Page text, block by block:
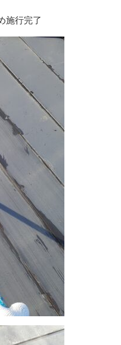
施行完了